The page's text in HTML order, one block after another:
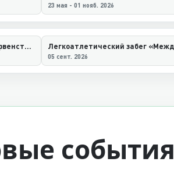
23 мая - 01 нояб. 2026
XX Открытое лично-командное первенство Нефтеюганского района по парусному спорту «Регата–2026»
05 сент. 2026
события